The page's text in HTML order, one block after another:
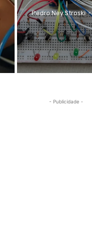
Pedro Ney Stroski -
- Publicidade -